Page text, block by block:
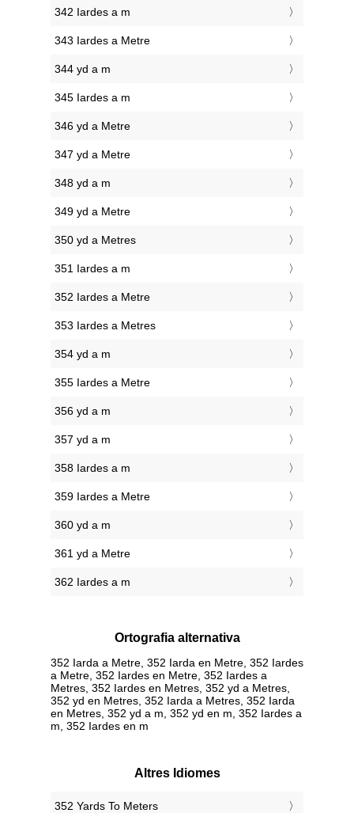
342 Iardes a m
343 Iardes a Metre
344 yd a m
345 Iardes a m
346 yd a Metre
347 yd a Metre
348 yd a m
349 yd a Metre
350 yd a Metres
351 Iardes a m
352 Iardes a Metre
353 Iardes a Metres
354 yd a m
355 Iardes a Metre
356 yd a m
357 yd a m
358 Iardes a m
359 Iardes a Metre
360 yd a m
361 yd a Metre
362 Iardes a m
Ortografia alternativa
352 Iarda a Metre, 352 Iarda en Metre, 352 Iardes
a Metre, 352 Iardes en Metre, 352 Iardes a
Metres, 352 Iardes en Metres, 352 yd a Metres,
352 yd en Metres, 352 Iarda a Metres, 352 Iarda
en Metres, 352 yd a m, 352 yd en m, 352 Iardes a
m, 352 Iardes en m
Altres Idiomes
‎352 Yards To Meters